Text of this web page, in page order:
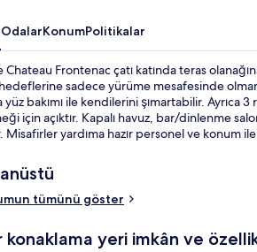
OdalarKonumPolitikalar
Chateau Frontenac çatı katında teras
sadece yürüme mesafesinde
yüz bakımı ile kendilerini şımartabilir. Ayrıca
için açıktır. Kapalı havuz, bar/dinlenme
Misafirler yardıma hazır personel ve konum
tümünü göster
konaklama yeri imkân ve